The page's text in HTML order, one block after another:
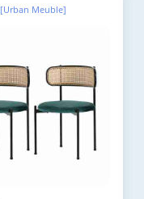
[Urban Meuble]